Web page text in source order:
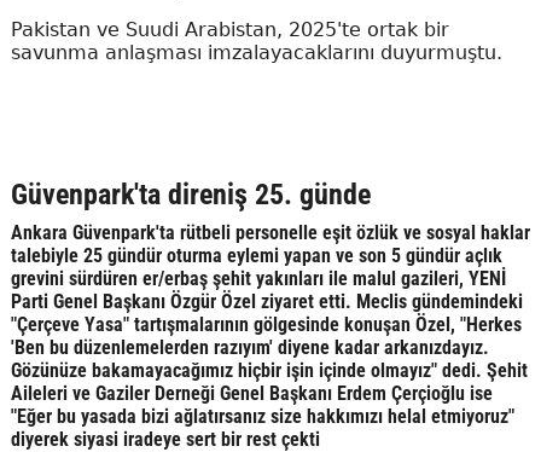
Pakistan ve Suudi Arabistan, 2025'te ortak bir
savunma anlaşması imzalayacaklarını duyurmuştu.
Güvenpark'ta direniş 25. günde
Ankara Güvenpark'ta rütbeli personelle eşit özlük ve sosyal haklar
talebiyle 25 gündür oturma eylemi yapan ve son 5 gündür açlık
grevini sürdüren er/erbaş şehit yakınları ile malul gazileri, YENİ
Parti Genel Başkanı Özgür Özel ziyaret etti. Meclis gündemindeki
"Çerçeve Yasa" tartışmalarının gölgesinde konuşan Özel, "Herkes
'Ben bu düzenlemelerden razıyım' diyene kadar arkanızdayız.
Gözünüze bakamayacağımız hiçbir işin içinde olmayız" dedi. Şehit
Aileleri ve Gaziler Derneği Genel Başkanı Erdem Çerçioğlu ise
"Eğer bu yasada bizi ağlatırsanız size hakkımızı helal etmiyoruz"
diyerek siyasi iradeye sert bir rest çekti